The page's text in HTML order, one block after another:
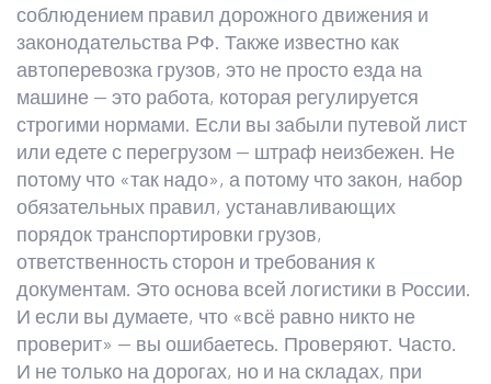
соблюдением правил дорожного движения и
законодательства РФ. Также известно как
автоперевозка грузов, это не просто езда на
машине — это работа, которая регулируется
строгими нормами. Если вы забыли путевой лист
или едете с перегрузом — штраф неизбежен. Не
потому что «так надо», а потому чтозакон, набор
обязательных правил, устанавливающих
порядок транспортировки грузов,
ответственность сторон и требования к
документам. Это основа всей логистики в России.
И если вы думаете, что «всё равно никто не
проверит» — вы ошибаетесь. Проверяют. Часто.
И не только на дорогах, но и на складах, при